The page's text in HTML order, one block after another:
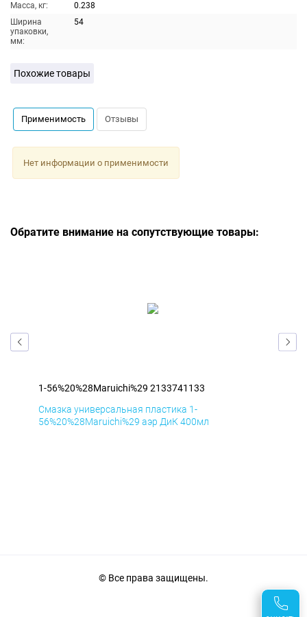
Масса, кг:
0.238
Ширина
упаковки,
мм:
54
Похожие товары
Применимость Отзывы
Нет информации о применимости
Обратите внимание на сопутствующие товары:
1-56%20%28Maruichi%29 2133741133
Смазка универсальная пластика 1-
56%20%28Maruichi%29 аэр ДиК 400мл
© Все права защищены.